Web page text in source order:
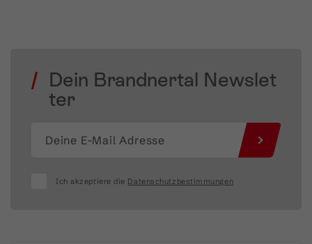
Dein Brandnertal Newslet
ter
Ich akzeptiere die Datenschutzbestimmungen